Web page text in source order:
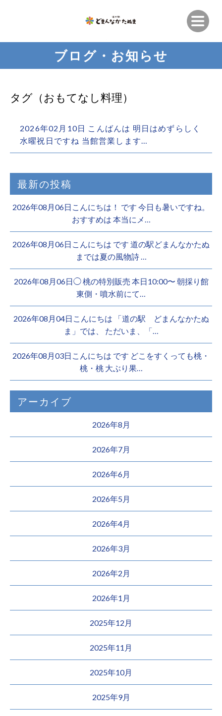
ブログ・お知らせ
タグ（おもてなし料理）
2026年02月10日 こんばんは 明日はめずらしく
水曜祝日️ですね 当館営業します…
最新の投稿
2026年08月06日こんにちは！ です 今日も暑いですね。
おすすめは 本当にメ…
2026年08月06日こんにちは︎ です️ 道の駅どまんなかたぬ
までは夏の風物詩 …
2026年08月06日◯ 桃の特別販売 本日10:00〜 朝採り館
東側・噴水前にて…
2026年08月04日こんにちは 「道の駅 どまんなかたぬ
ま」では、 ただいま、「…
2026年08月03日こんにちは︎ です️ どこをすくっても桃・
桃・桃︎ 大ぶり果…
アーカイブ
2026年8月
2026年7月
2026年6月
2026年5月
2026年4月
2026年3月
2026年2月
2026年1月
2025年12月
2025年11月
2025年10月
2025年9月